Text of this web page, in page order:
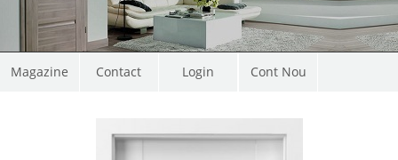
Magazine Contact Cont Nou